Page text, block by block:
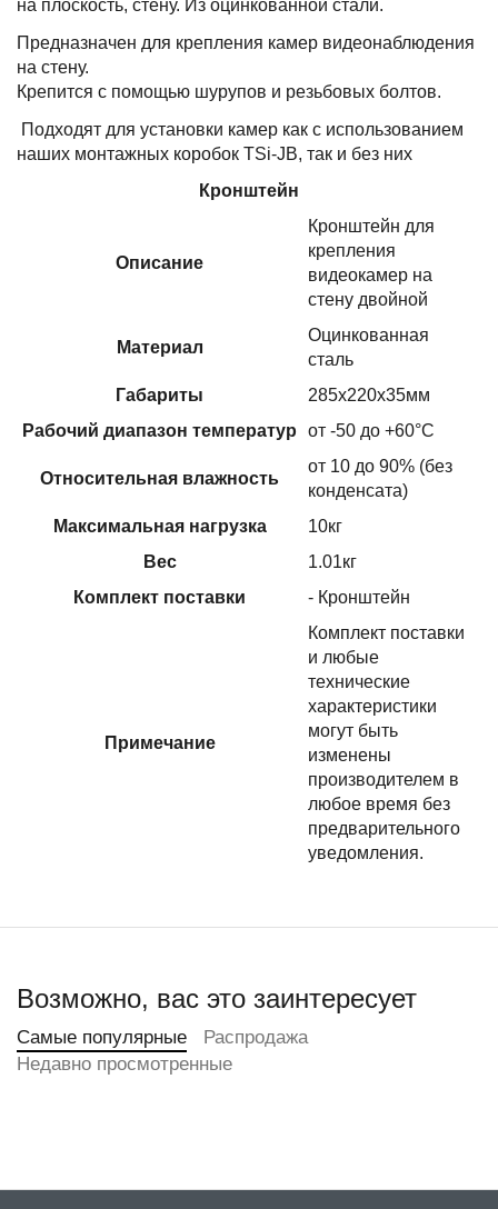
на плоскость, стену. Из оцинкованной стали.
Предназначен для крепления камер видеонаблюдения
на стену.
Крепится с помощью шурупов и резьбовых болтов.
Подходят для установки камер как с использованием
наших монтажных коробок TSi-JB, так и без них
Кронштейн
Описание
Кронштейн для
крепления
видеокамер на
стену двойной
Материал
Оцинкованная
сталь
Габариты
285х220х35мм
Рабочий диапазон температур
от -50 до +60°С
Относительная влажность
от 10 до 90% (без
конденсата)
Максимальная нагрузка
10кг
Вес
1.01кг
Комплект поставки
- Кронштейн
Примечание
Комплект поставки
и любые
технические
характеристики
могут быть
изменены
производителем в
любое время без
предварительного
уведомления.
Возможно, вас это заинтересует
Самые популярные
Распродажа
Недавно просмотренные